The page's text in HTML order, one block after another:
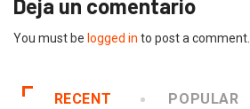
Deja un comentario
You must be logged in to post a comment.
RECENT POPULAR